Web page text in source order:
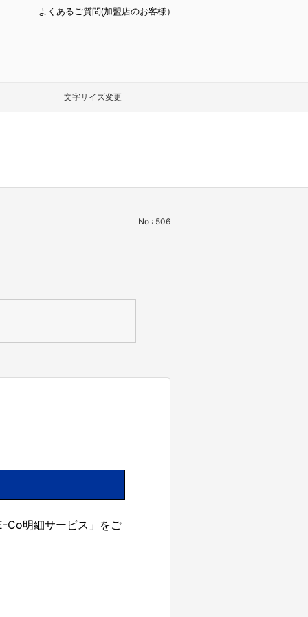
よくあるご質問(加盟店のお客様）
文字サイズ変更
No : 506
Co明細サービス」をご